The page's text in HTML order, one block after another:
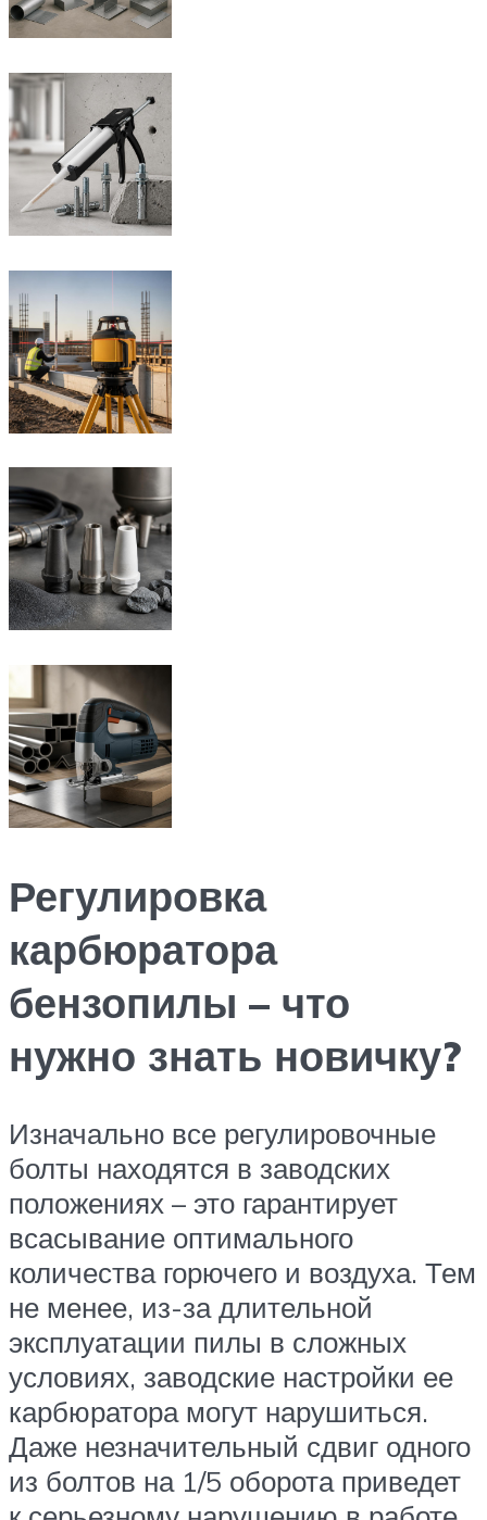
Регулировка
карбюратора
бензопилы – что
нужно знать новичку?
Изначально все регулировочные
болты находятся в заводских
положениях – это гарантирует
всасывание оптимального
количества горючего и воздуха. Тем
не менее, из-за длительной
эксплуатации пилы в сложных
условиях, заводские настройки ее
карбюратора могут нарушиться.
Даже незначительный сдвиг одного
из болтов на 1/5 оборота приведет